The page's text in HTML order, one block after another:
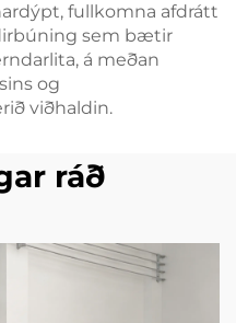
fullkomna afdrátt
sem bætir
á meðan
og
viðhaldin.
ráð